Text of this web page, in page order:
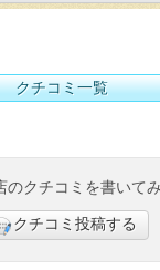
クチコミ一覧
のクチコミを書いて
クチコミ投稿する